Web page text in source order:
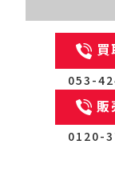
買
053-
販
0120-